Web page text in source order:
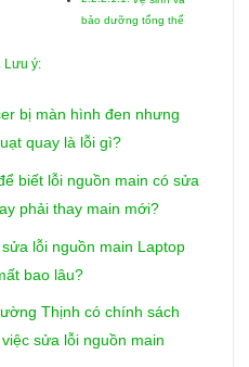
bảo dưỡng tổng thể
Lưu ý:
bị màn hình đen nhưng
quay là lỗi gì?
biết lỗi nguồn main có sửa
phải thay main mới?
lỗi nguồn main Laptop
bao lâu?
Thịnh có chính sách
sửa lỗi nguồn main